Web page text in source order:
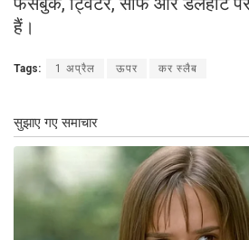
हैं।
Tags: 1 अप्रैल ऊपर कर स्लैब